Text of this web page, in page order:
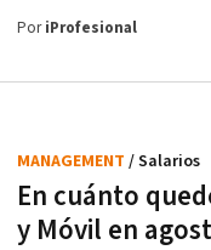
PoriProfesional
En cuánto
y Móvil en
MANAGEMENT / Salarios